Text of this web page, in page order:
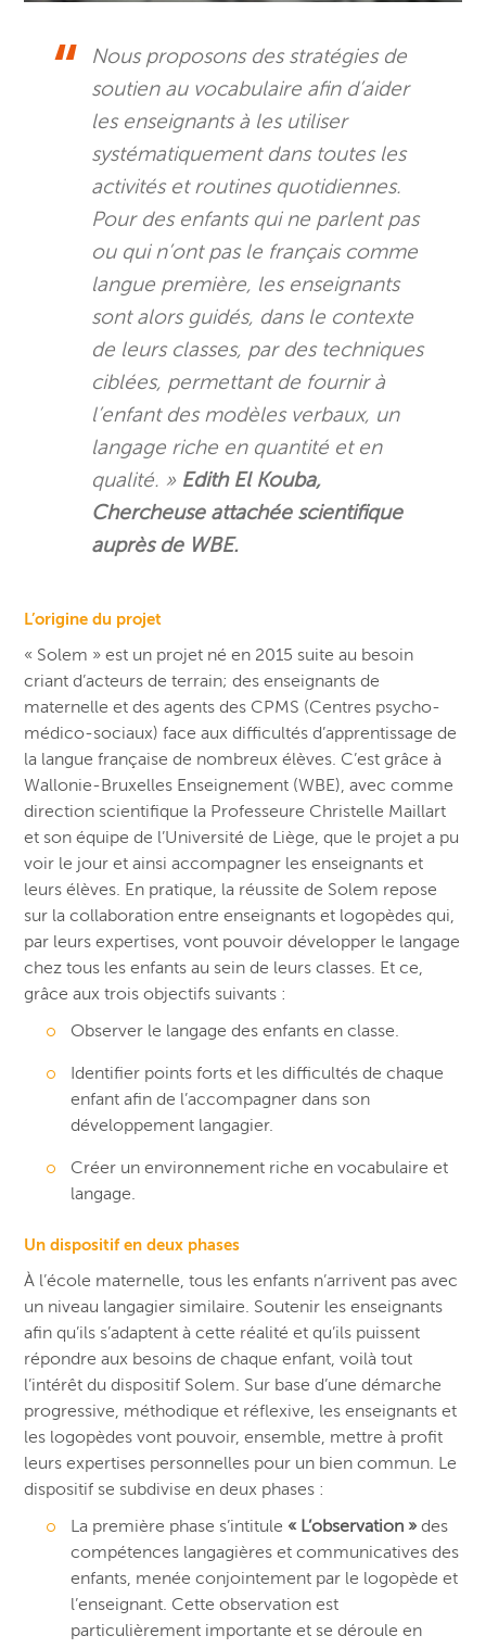
Nous proposons des stratégies de
soutien au vocabulaire afin d’aider
les enseignants à les utiliser
systématiquement dans toutes les
activités et routines quotidiennes.
Pour des enfants qui ne parlent pas
ou qui n’ont pas le français comme
langue première, les enseignants
sont alors guidés, dans le contexte
de leurs classes, par des techniques
ciblées, permettant de fournir à
l’enfant des modèles verbaux, un
langage riche en quantité et en
qualité. » Edith El Kouba,
Chercheuse attachée scientifique
auprès de WBE.
L’origine du projet
« Solem » est un projet né en 2015 suite au besoin
criant d’acteurs de terrain; des enseignants de
maternelle et des agents des CPMS (Centres psycho-
médico-sociaux) face aux difficultés d’apprentissage de
la langue française de nombreux élèves. C’est grâce à
Wallonie-Bruxelles Enseignement (WBE), avec comme
direction scientifique la Professeure Christelle Maillart
et son équipe de l’Université de Liège, que le projet a pu
voir le jour et ainsi accompagner les enseignants et
leurs élèves. En pratique, la réussite de Solem repose
sur la collaboration entre enseignants et logopèdes qui,
par leurs expertises, vont pouvoir développer le langage
chez tous les enfants au sein de leurs classes. Et ce,
grâce aux trois objectifs suivants :
Observer le langage des enfants en classe.
Identifier points forts et les difficultés de chaque
enfant afin de l’accompagner dans son
développement langagier.
Créer un environnement riche en vocabulaire et
langage.
Un dispositif en deux phases
À l’école maternelle, tous les enfants n’arrivent pas avec
un niveau langagier similaire. Soutenir les enseignants
afin qu’ils s’adaptent à cette réalité et qu’ils puissent
répondre aux besoins de chaque enfant, voilà tout
l’intérêt du dispositif Solem. Sur base d’une démarche
progressive, méthodique et réflexive, les enseignants et
les logopèdes vont pouvoir, ensemble, mettre à profit
leurs expertises personnelles pour un bien commun. Le
dispositif se subdivise en deux phases :
La première phase s’intitule « L’observation »des
compétences langagières et communicatives des
enfants, menée conjointement par le logopède et
l’enseignant. Cette observation est
particulièrement importante et se déroule en